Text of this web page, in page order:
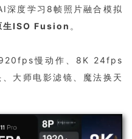
深度学习8帧照片融合模拟
生ISO Fusion 。
慢动作、8K 24fps
大师电影滤镜、魔法换天